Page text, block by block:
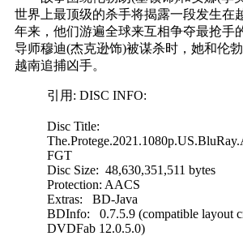
世界上最顶级的杀手将揭露一段发生在
年来，他们游遍全球来互相争夺最抢手
导师穆迪(杰克逊饰)被谋杀时，她和伦
越南追捕凶手。
引用: DISC INFO:
Disc Title:
FGT
Disc Size: 48,630,351,511 bytes
Protection: AACS
Extras: BD-Java
BDInfo: 0.7.5.9 (compatible layout
DVDFab 12.0.5.0)